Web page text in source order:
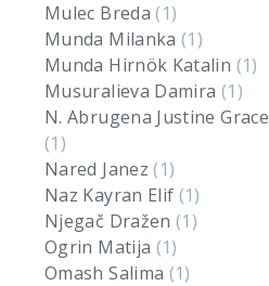
Mulec Breda(1)
Munda Milanka(1)
Munda Hirnök Katalin (1)
Musuralieva Damira (1)
N. Abrugena Justine Grace
(1)
Nared Janez(1)
Naz Kayran Elif (1)
Njegač Dražen(1)
Ogrin Matija (1)
Omash Salima (1)